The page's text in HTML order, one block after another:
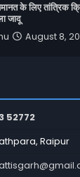
के लिए तांत्रिक
जादू
August 8,
52772
Raipur